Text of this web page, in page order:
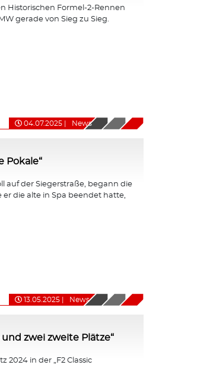
Historischen Formel-2-Rennen
gerade von Sieg zu Sieg.
04.07.2025 News
Pokale“
auf der Siegerstraße, begann die
er die alte in Spa beendet hatte,
13.05.2025 News
und zwei zweite Plätze“
2024 in der „F2 Classic